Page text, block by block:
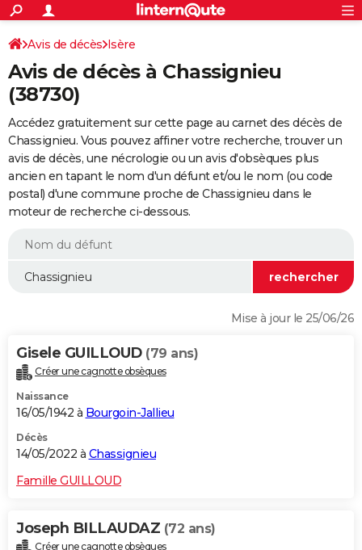
ACTUALITÉS
Politique
Société
Faits Divers
Education
Monde
Villes
+
SPORT
Coupe du monde 2026
Football
Tennis
Cyclisme
Rugby
Forum
FINANCE
Retraite
Impôts
Epargne
Immobilier
Risques naturels par ville
Banque
Assurance
Crédit
Essais
Réserver un essai
Citadines
Berlines
SUV
Forum auto
+
HIGH-TECH
Mobiles
Meilleur smartphone
Internet
Ordinateurs
Jeux vidéo
Guide high-tech
+BRICOLAGE
Forum
Aménagement intérieur
Extérieur
Cuisine
Salle de bains
Jardinage
Rangement
WEEK-END
Guides de France
Escapades
Patrimoine
Expositions
Musées
Week-end nature
LIFESTYLE
Alimentation
Guide de la santé
Maladies
Médicaments
Sommeil
VOYAGE
Destinations
City break
Voyage nature
Voyage de noces
Forum
Climat
+PHOTO
GUIDES D'ACHAT
BONS PLANS
CARTE DE VOEUX
Dictionnaire
Biographies
Citations
Expressions
Proverbes
PROGRAMME TV
Avis de décès Isère
Avis de décès à Chassignieu
(38730)
Accédez gratuitement sur cette page au carnet des décès de
Chassignieu. Vous pouvez affiner votre recherche, trouver un
avis de décès, une nécrologie ou un avis d'obsèques plus
ancien en tapant le nom d'un défunt et/ou le nom (ou code
postal) d'une commune proche de Chassignieu dans le
moteur de recherche ci-dessous.
Mise à jour le 25/06/26
Gisele GUILLOUD (79 ans)
Créer une cagnotte obsèques
Naissance
16/05/1942 à Bourgoin-Jallieu
Décès
14/05/2022 à Chassignieu
Famille GUILLOUD
Joseph BILLAUDAZ (72 ans)
Créer une cagnotte obsèques